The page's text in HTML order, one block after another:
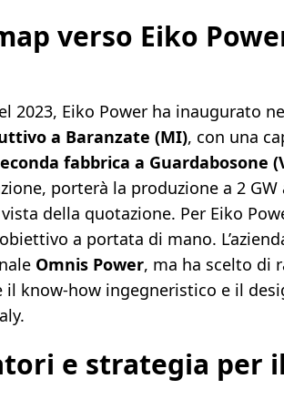
verso Eiko
2023, Eiko Power ha inaugurato
a Baranzate (MI), con una
fabbrica a Guardabosone
porterà la produzione a 2
della quotazione. Per Eiko
a portata di mano.
Omnis Power, ma ha scelto di
il know-how ingegneristico e il
e strategia per